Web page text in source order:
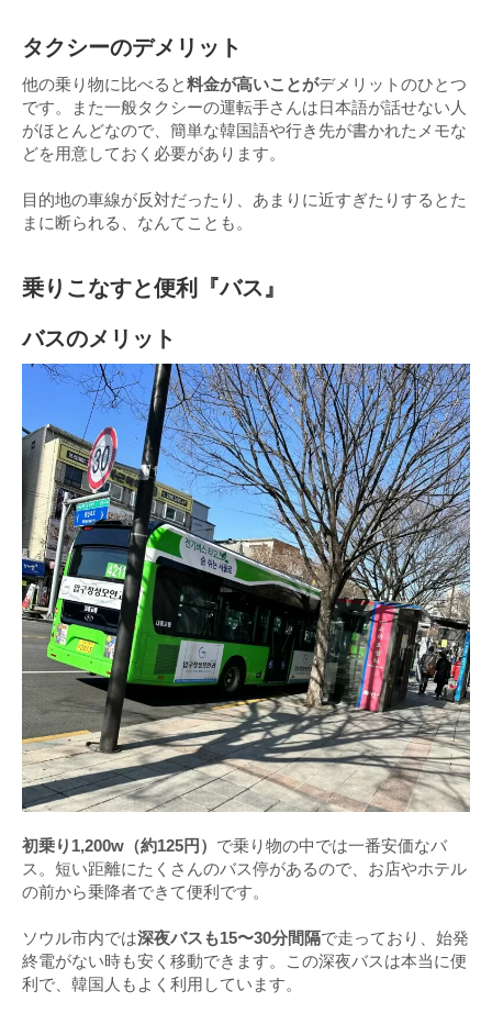
タクシーのデメリット
他の乗り物に比べると料金が高いことがデメリットのひとつ
です。また一般タクシーの運転手さんは日本語が話せない人
がほとんどなので、簡単な韓国語や行き先が書かれたメモな
どを用意しておく必要があります。
目的地の車線が反対だったり、あまりに近すぎたりするとた
まに断られる、なんてことも。
乗りこなすと便利『バス』
バスのメリット
初乗り1,200w（約125円） で乗り物の中では一番安価なバ
ス。短い距離にたくさんのバス停があるので、お店やホテル
の前から乗降者できて便利です。
ソウル市内では深夜バスも15〜30分間隔で走っており、始発
終電がない時も安く移動できます。この深夜バスは本当に便
利で、韓国人もよく利用しています。